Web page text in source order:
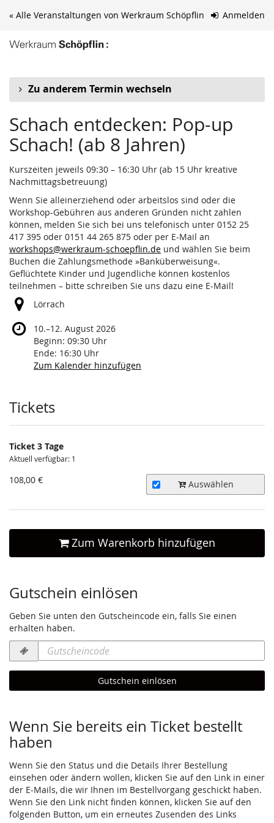
Zum
springen
Anmelden
« Alle Veranstaltungen von Werkraum Schöpflin
Zu anderem Termin wechseln
Schach entdecken: Pop-up
Schach! (ab 8 Jahren)
Kurszeiten jeweils 09:30 – 16:30 Uhr (ab 15 Uhr kreative
Nachmittagsbetreuung)
Wenn Sie alleinerziehend oder arbeitslos sind oder die
Workshop-Gebühren aus anderen Gründen nicht zahlen
können, melden Sie sich bei uns telefonisch unter 0152 25
417 395 oder 0151 44 265 875 oder per E-Mail an
workshops@werkraum-schoepflin.de und wählen Sie beim
Buchen die Zahlungsmethode »Banküberweisung«.
Geflüchtete Kinder und Jugendliche können kostenlos
teilnehmen – bitte schreiben Sie uns dazu eine E-Mail!
Lörrach
10.–bis
12. August 2026
Beginn: 09:30 Uhr
Ende: 16:30 Uhr
Zum Kalender hinzufügen
Produkte
Tickets
Ticket 3 Tage
Aktuell verfügbar: 1
108,00 € Auswählen
Zum Warenkorb hinzufügen
Gutschein einlösen
Geben Sie unten den Gutscheincode ein, falls Sie einen
erhalten haben.
Gutscheincode
erforderlich
Gutschein einlösen
Wenn Sie bereits ein Ticket bestellt
haben
Wenn Sie den Status und die Details Ihrer Bestellung
einsehen oder ändern wollen, klicken Sie auf den Link in einer
der E-Mails, die wir Ihnen im Bestellvorgang geschickt haben.
Wenn Sie den Link nicht finden können, klicken Sie auf den
folgenden Button, um ein erneutes Zusenden des Links